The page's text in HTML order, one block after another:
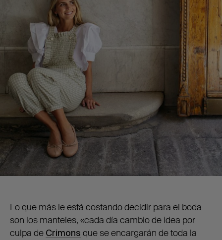
Lo que más le está costando decidir para el boda
son los manteles, «cada día cambio de idea por
culpa de Crimons que se encargarán de toda la